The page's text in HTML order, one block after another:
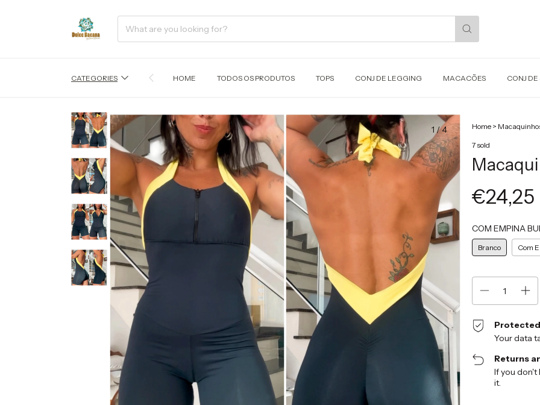
CATEGORIES HOME TODOS OS PRODUTOS TOPS CONJ DE LEGGING MACACÕES CONJ DE
1 /4 Home >
7 sold
€24,25
COM EMPINA
Branco Com
Your data
Returns
If you don't
it.